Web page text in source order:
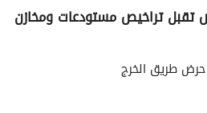
الإعلان حاسبة التمويل
تقبل تراخيص مستودعات ومخازن
طريق الخرج